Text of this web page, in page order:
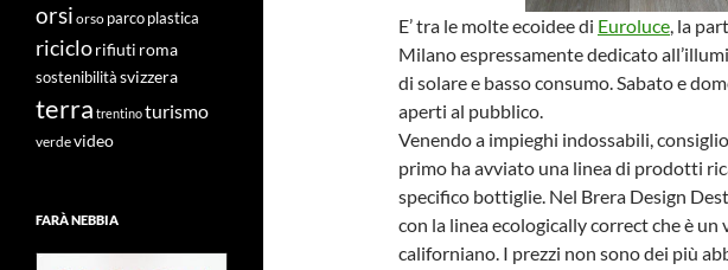
E’ tra le molte ecoidee di Euroluce, la
Milano espressamente dedicato
di solare e basso consumo. Sabato e
aperti al pubblico.
Venendo a impieghi indossabili,
primo ha avviato una linea di prodotti
specifico bottiglie. Nel Brera Design
con la linea ecologically correct che è
californiano. I prezzi non sono dei più
orsi orso parco plastica
riciclorifiuti roma
sostenibilità svizzera
terra trentinoturismo
verdevideo
FARÀ NEBBIA